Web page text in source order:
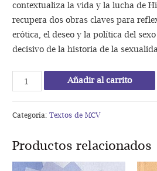
contextualiza la vida y la lucha de
recupera dos obras claves para
erótica, el deseo y la política del
decisivo de la historia de la
Safo
y
del
Código
Añadir al carrito
Categoría:Textos de MCV
Productos relacionados